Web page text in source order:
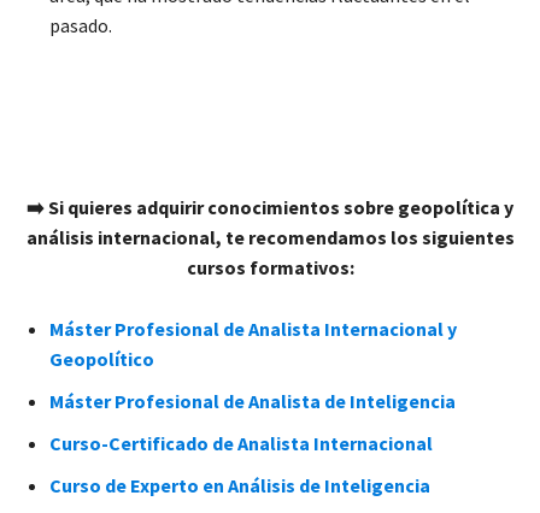
pasado.
➡️ Si quieres adquirir conocimientos sobre geopolítica y
análisis internacional, te recomendamos los siguientes
cursos formativos:
Máster Profesional de Analista Internacional y
Geopolítico
Máster Profesional de Analista de Inteligencia
Curso-Certificado de Analista Internacional
Curso de Experto en Análisis de Inteligencia